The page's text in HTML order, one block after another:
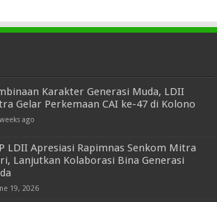
Karakter Generasi Muda, LDII
Gelar Perkemaan CAI ke-47 di Kolono
ago
LDII Apresiasi Rapimnas Senkom Mitra
Lanjutkan Kolaborasi Bina Generasi
19, 2026